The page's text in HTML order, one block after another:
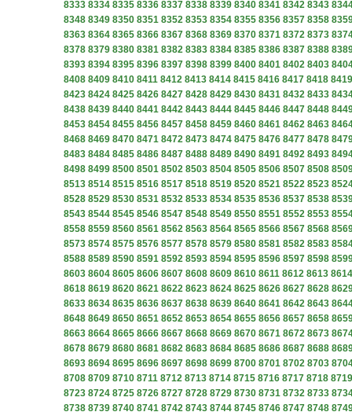
8333 8334 8335 8336 8337 8338 8339 8340 8341 8342 8343
8348 8349 8350 8351 8352 8353 8354 8355 8356 8357 8358
8363 8364 8365 8366 8367 8368 8369 8370 8371 8372 8373
8378 8379 8380 8381 8382 8383 8384 8385 8386 8387 8388
8393 8394 8395 8396 8397 8398 8399 8400 8401 8402 8403
8408 8409 8410 8411 8412 8413 8414 8415 8416 8417 8418 8419
8423 8424 8425 8426 8427 8428 8429 8430 8431 8432 8433
8438 8439 8440 8441 8442 8443 8444 8445 8446 8447 8448
8453 8454 8455 8456 8457 8458 8459 8460 8461 8462 8463
8468 8469 8470 8471 8472 8473 8474 8475 8476 8477 8478
8483 8484 8485 8486 8487 8488 8489 8490 8491 8492 8493
8498 8499 8500 8501 8502 8503 8504 8505 8506 8507 8508
8513 8514 8515 8516 8517 8518 8519 8520 8521 8522 8523
8528 8529 8530 8531 8532 8533 8534 8535 8536 8537 8538
8543 8544 8545 8546 8547 8548 8549 8550 8551 8552 8553
8558 8559 8560 8561 8562 8563 8564 8565 8566 8567 8568
8573 8574 8575 8576 8577 8578 8579 8580 8581 8582 8583
8588 8589 8590 8591 8592 8593 8594 8595 8596 8597 8598
8603 8604 8605 8606 8607 8608 8609 8610 8611 8612 8613 8614
8618 8619 8620 8621 8622 8623 8624 8625 8626 8627 8628
8633 8634 8635 8636 8637 8638 8639 8640 8641 8642 8643
8648 8649 8650 8651 8652 8653 8654 8655 8656 8657 8658
8663 8664 8665 8666 8667 8668 8669 8670 8671 8672 8673
8678 8679 8680 8681 8682 8683 8684 8685 8686 8687 8688
8693 8694 8695 8696 8697 8698 8699 8700 8701 8702 8703
8708 8709 8710 8711 8712 8713 8714 8715 8716 8717 8718 8719
8723 8724 8725 8726 8727 8728 8729 8730 8731 8732 8733
8738 8739 8740 8741 8742 8743 8744 8745 8746 8747 8748